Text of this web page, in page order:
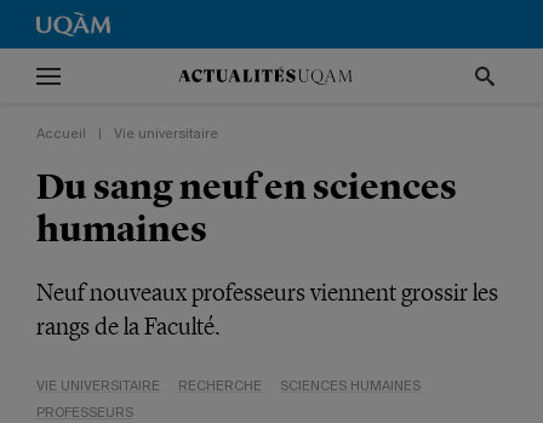
Accueil Vie universitaire
Du sang neuf en sciences
humaines
Neuf nouveaux professeurs viennent grossir les
rangs de la Faculté.
VIE UNIVERSITAIRE RECHERCHE
SCIENCES HUMAINES
PROFESSEURS